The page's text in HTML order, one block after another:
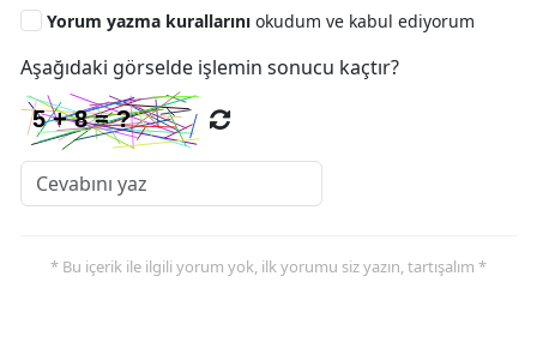
Yorum yazma kurallarını okudum ve kabul ediyorum
Aşağıdaki görselde işlemin sonucu kaçtır?
* Bu içerik ile ilgili yorum yok, ilk yorumu siz yazın, tartışalım *